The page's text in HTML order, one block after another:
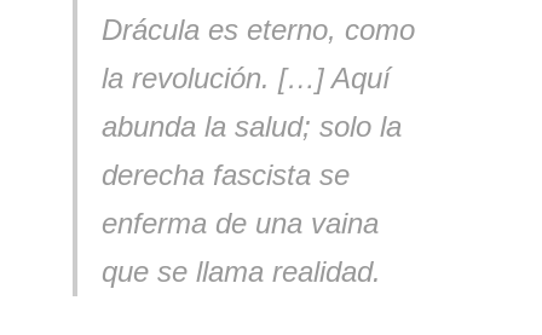
Drácula es eterno, como
la revolución. […] Aquí
abunda la salud; solo la
derecha fascista se
enferma de una vaina
que se llama realidad.